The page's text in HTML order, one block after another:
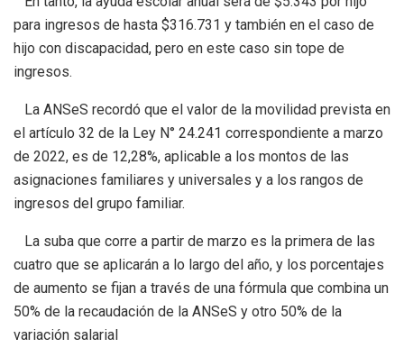
para ingresos de hasta $316.731 y también en el caso de
hijo con discapacidad, pero en este caso sin tope de
ingresos.
La ANSeS recordó que el valor de la movilidad prevista en
el artículo 32 de la Ley N° 24.241 correspondiente a marzo
de 2022, es de 12,28%, aplicable a los montos de las
asignaciones familiares y universales y a los rangos de
ingresos del grupo familiar.
La suba que corre a partir de marzo es la primera de las
cuatro que se aplicarán a lo largo del año, y los porcentajes
de aumento se fijan a través de una fórmula que combina un
50% de la recaudación de la ANSeS y otro 50% de la
variación salarial